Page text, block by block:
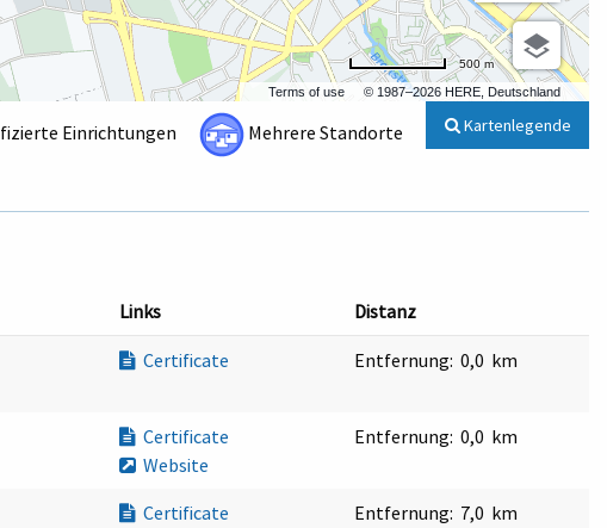
Terms of use © 1987–2026 HERE, Deutschland
500 m
Einrichtungen Mehrere Standorte Kartenlegende
Links Distanz
Certificate Entfernung: 0,0 km
Certificate
Website
Entfernung: 0,0 km
Certificate
Entfernung: 7,0 km